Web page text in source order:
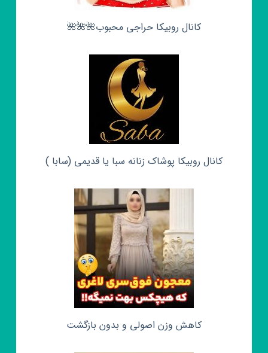
کانال روبیکا حراجی محبوب🌺🌺🌺
کانال روبیکا پوشاک زنانه سبا یا قدیمی (سابا )
کاهش وزن اصولی و بدون بازگشت